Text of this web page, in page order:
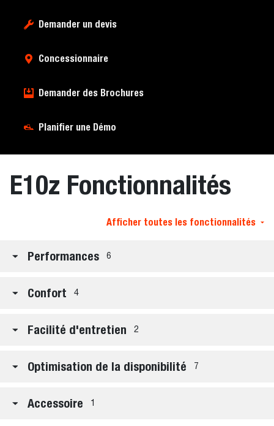
Demander un devis
Concessionnaire
Demander des Brochures
Planifier une Démo
E10z Fonctionnalités
Afficher toutes les fonctionnalités
Performances 6
Confort 4
Facilité d'entretien 2
Optimisation de la disponibilité 7
Accessoire 1